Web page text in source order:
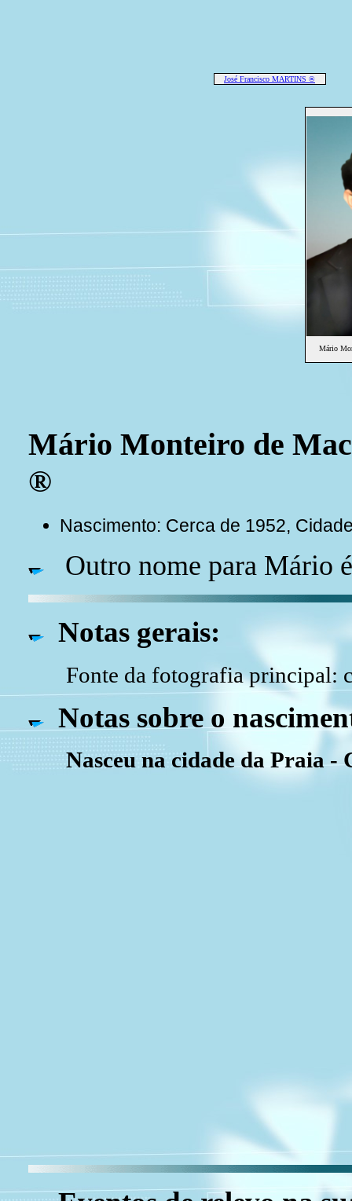
José Francisco MARTINS ®
Mário
Mário Monteiro de
®
Nascimento: Cerca de 1952,
Outro nome para Mário
Notas gerais:
Fonte da fotografia principal:
Notas sobre o
Nasceu na cidade da Praia -